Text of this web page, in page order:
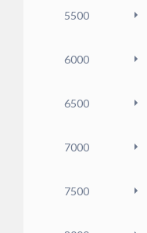
5500
6000
6500
7000
7500